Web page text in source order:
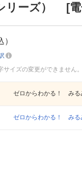
リーズ） [電
）
イズの変更ができません。
ゼロからわかる！ みる
ゼロからわかる！ みる